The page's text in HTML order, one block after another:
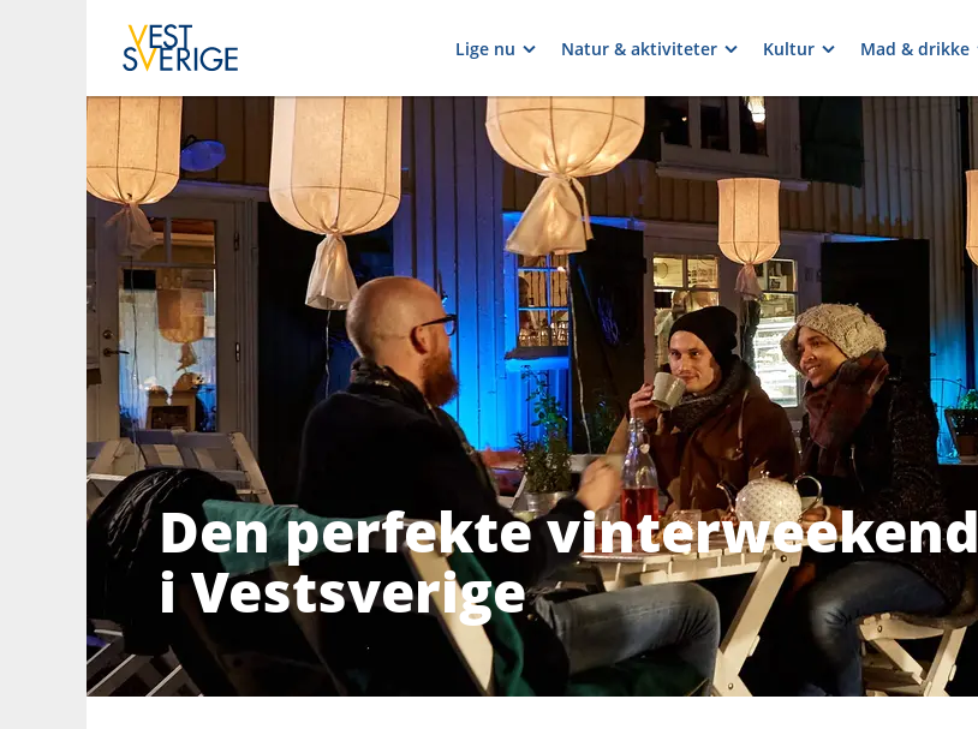
Lige nu Natur & aktiviteter Kultur Mad & drikke
Den perfekte vinterweekend
i Vestsverige